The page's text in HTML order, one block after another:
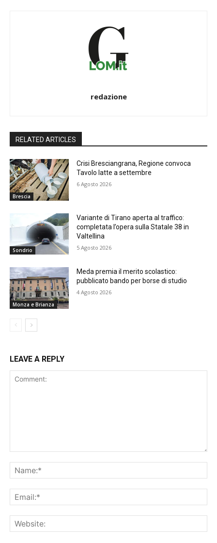
redazione
RELATED ARTICLES
Brescia
Crisi Bresciangrana, Regione convoca
Tavolo latte a settembre
6 Agosto 2026
Sondrio
Variante di Tirano aperta al traffico:
completata l’opera sulla Statale 38 in
Valtellina
5 Agosto 2026
Monza e Brianza
Meda premia il merito scolastico:
pubblicato bando per borse di studio
4 Agosto 2026
LEAVE A REPLY